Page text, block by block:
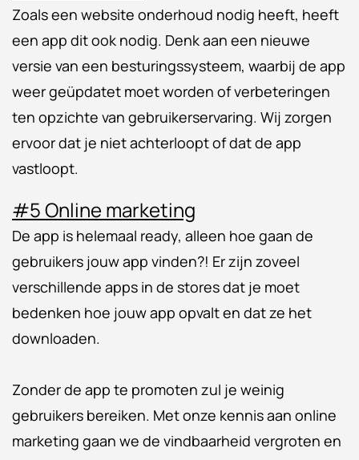
Zoals een website onderhoud nodig heeft, heeft
een app dit ook nodig. Denk aan een nieuwe
versie van een besturingssysteem, waarbij de app
weer geüpdatet moet worden of verbeteringen
ten opzichte van gebruikerservaring. Wij zorgen
ervoor dat je niet achterloopt of dat de app
vastloopt.
#5 Online marketing
De app is helemaal ready, alleen hoe gaan de
gebruikers jouw app vinden?! Er zijn zoveel
verschillende apps in de stores dat je moet
bedenken hoe jouw app opvalt en dat ze het
downloaden.
Zonder de app te promoten zul je weinig
gebruikers bereiken. Met onze kennis aan online
marketing gaan we de vindbaarheid vergroten en